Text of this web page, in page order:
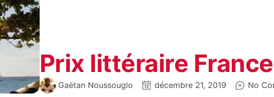
Prix littéraire
Gaëtan Noussouglo décembre 21, 2019 No